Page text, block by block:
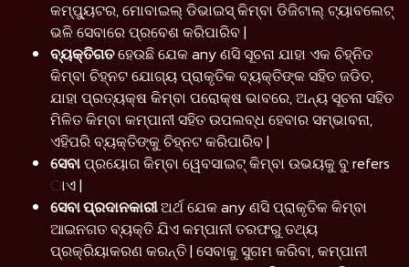
କମ୍ପ୍ୟୁଟର, ମୋବାଇଲ୍ ଡିଭାଇସ୍ କିମ୍ବା ଡିଜିଟାଲ୍ ଟ୍ୟାବଲେଟ୍
ଭଳି ସେବାରେ ପ୍ରବେଶ କରିପାରିବ |
ବ୍ୟକ୍ତିଗତହେଉଛି ଯେକ any ଣସି ସୂଚନା ଯାହା ଏକ ଚିହ୍ନିତ
କିମ୍ବା ଚିହ୍ନଟ ଯୋଗ୍ୟ ପ୍ରାକୃତିକ ବ୍ୟକ୍ତିଙ୍କ ସହିତ ଜଡିତ,
ଯାହା ପ୍ରତ୍ୟକ୍ଷ କିମ୍ବା ପରୋକ୍ଷ ଭାବରେ, ଅନ୍ୟ ସୂଚନା ସହିତ
ମିଳିତ କିମ୍ବା କମ୍ପାନୀ ସହିତ ଉପଲବ୍ଧ ହେବାର ସମ୍ଭାବନା,
ଏହିପରି ବ୍ୟକ୍ତିଙ୍କୁ ଚିହ୍ନଟ କରିପାରିବ |
ସେବାପ୍ରୟୋଗ କିମ୍ବା ୱେବସାଇଟ୍ କିମ୍ବା ଉଭୟକୁ ବୁ refers
ାଏ |
ସେବା ପ୍ରଦାନକାରୀଅର୍ଥ ଯେକ any ଣସି ପ୍ରାକୃତିକ କିମ୍ବା
ଆଇନଗତ ବ୍ୟକ୍ତି ଯିଏ କମ୍ପାନୀ ତରଫରୁ ତଥ୍ୟ
ପ୍ରକ୍ରିୟାକରଣ କରନ୍ତି | ସେବାକୁ ସୁଗମ କରିବା, କମ୍ପାନୀ